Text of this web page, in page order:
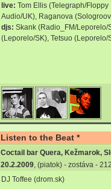
live: Tom Ellis (Telegraph/Floppy
Audio/UK), Raganova
djs: Skank (Radio_FM/Leporelo/
(Leporelo/SK), Tetsuo (Leporelo/
Listen to the Beat *
Coctail bar Quera, Kežmarok,
20.2.2009, (piatok) - zostáva -
DJ Toffee (drom.sk)